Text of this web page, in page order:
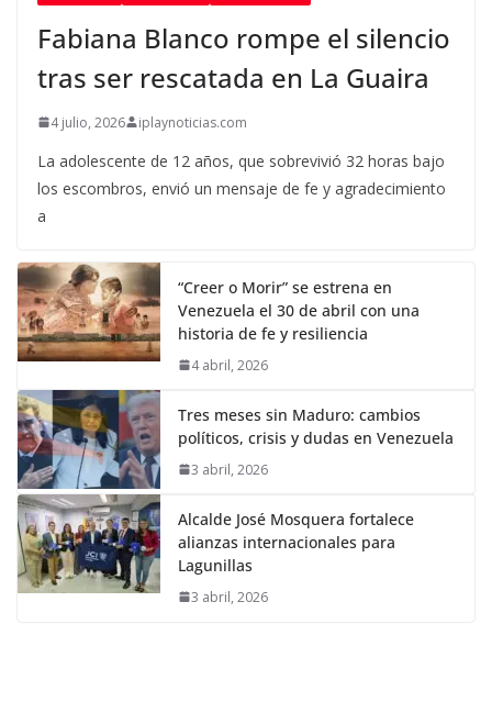
Fabiana Blanco rompe el silencio
tras ser rescatada en La Guaira
4 julio, 2026 iplaynoticias.com
La adolescente de 12 años, que sobrevivió 32 horas bajo
los escombros, envió un mensaje de fe y agradecimiento
a
“Creer o Morir” se estrena en
Venezuela el 30 de abril con una
historia de fe y resiliencia
4 abril, 2026
Tres meses sin Maduro: cambios
políticos, crisis y dudas en Venezuela
3 abril, 2026
Alcalde José Mosquera fortalece
alianzas internacionales para
Lagunillas
3 abril, 2026